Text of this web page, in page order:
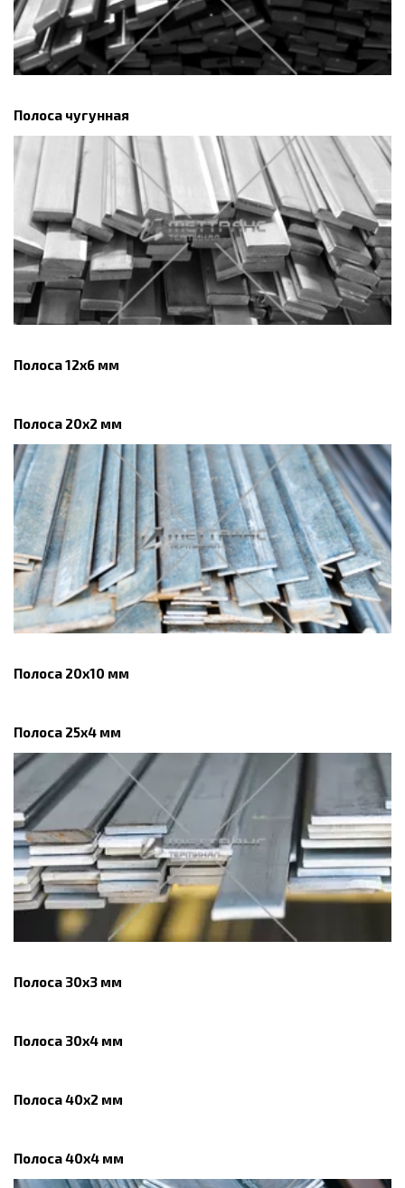
Полоса чугунная
Полоса 12х6 мм
Полоса 20x2 мм
Полоса 20х10 мм
Полоса 25x4 мм
Полоса 30х3 мм
Полоса 30х4 мм
Полоса 40х2 мм
Полоса 40х4 мм